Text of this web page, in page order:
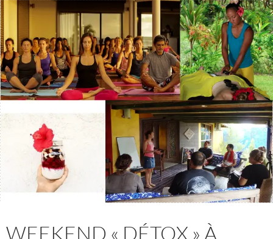
WEEKEND « DÉTOX » À